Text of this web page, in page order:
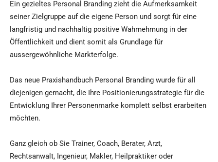
Ein gezieltes Personal Branding zieht die Aufmerksamkeit
seiner Zielgruppe auf die eigene Person und sorgt für eine
langfristig und nachhaltig positive Wahrnehmung in der
Öffentlichkeit und dient somit als Grundlage für
aussergewöhnliche Markterfolge.
Das neue Praxishandbuch Personal Branding wurde für all
diejenigen gemacht, die Ihre Positionierungsstrategie für die
Entwicklung Ihrer Personenmarke komplett selbst erarbeiten
möchten.
Ganz gleich ob Sie Trainer, Coach, Berater, Arzt,
Rechtsanwalt, Ingenieur, Makler, Heilpraktiker oder